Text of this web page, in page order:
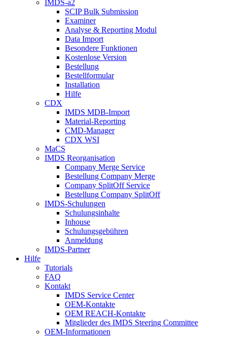
IMDS-a2
SCIP Bulk Submission
Examiner
Analyse & Reporting Modul
Data Import
Besondere Funktionen
Kostenlose Version
Bestellung
Bestellformular
Installation
Hilfe
CDX
IMDS MDB-Import
Material-Reporting
CMD-Manager
CDX WSI
MaCS
IMDS Reorganisation
Company Merge Service
Bestellung Company Merge
Company SplitOff Service
Bestellung Company SplitOff
IMDS-Schulungen
Schulungsinhalte
Inhouse
Schulungsgebühren
Anmeldung
IMDS-Partner
Hilfe
Tutorials
FAQ
Kontakt
IMDS Service Center
OEM-Kontakte
OEM REACH-Kontakte
Mitglieder des IMDS Steering Committee
OEM-Informationen